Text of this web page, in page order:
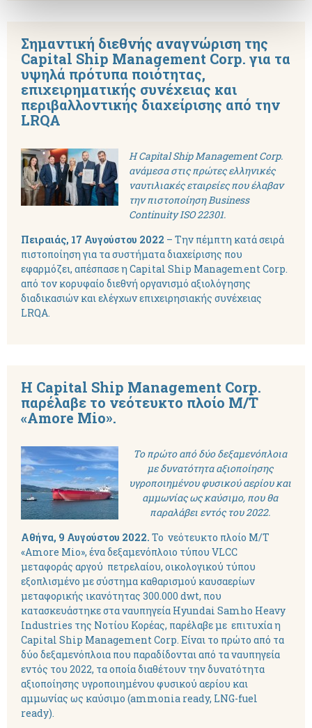
Σημαντική διεθνής αναγνώριση της
Capital Ship Management Corp. για τα
υψηλά πρότυπα ποιότητας,
επιχειρηματικής συνέχειας και
περιβαλλοντικής διαχείρισης από την
LRQA
Η Capital Ship Management Corp.
ανάμεσα στις πρώτες ελληνικές
ναυτιλιακές εταιρείες που έλαβαν
την πιστοποίηση Business
Continuity ISO 22301.
Πειραιάς, 17 Αυγούστου 2022 – Την πέμπτη κατά σειρά
πιστοποίηση για τα συστήματα διαχείρισης που
εφαρμόζει, απέσπασε η Capital Ship Management Corp.
από τον κορυφαίο διεθνή οργανισμό αξιολόγησης
διαδικασιών και ελέγχων επιχειρησιακής συνέχειας
LRQA.
H Capital Ship Management Corp.
παρέλαβε το νεότευκτο πλοίο M/T
«Amore Mio».
Το πρώτο από δύο δεξαμενόπλοια
με δυνατότητα αξιοποίησης
υγροποιημένου φυσικού αερίου και
αμμωνίας ως καύσιμο, που θα
παραλάβει εντός του 2022.
Αθήνα, 9 Αυγούστου 2022. Το νεότευκτο πλοίο M/T
«Amore Mio», ένα δεξαμενόπλοιο τύπου VLCC
μεταφοράς αργού πετρελαίου, οικολογικού τύπου
εξοπλισμένo με σύστημα καθαρισμού καυσαερίων
μεταφορικής ικανότητας 300.000 dwt, που
κατασκευάστηκε στα ναυπηγεία Hyundai Samho Heavy
Industries της Νοτίου Κορέας, παρέλαβε με επιτυχία η
Capital Ship Management Corp. Είναι το πρώτο από τα
δύο δεξαμενόπλοια που παραδίδονται από τα ναυπηγεία
εντός του 2022, τα οποία διαθέτουν την δυνατότητα
αξιοποίησης υγροποιημένου φυσικού αερίου και
αμμωνίας ως καύσιμο (ammonia ready, LNG-fuel
ready).